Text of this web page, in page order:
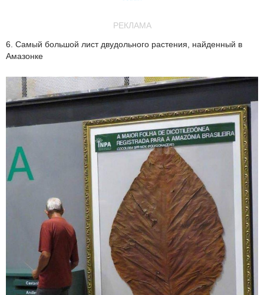
РЕКЛАМА
6. Самый большой лист двудольного растения, найденный в
Амазонке